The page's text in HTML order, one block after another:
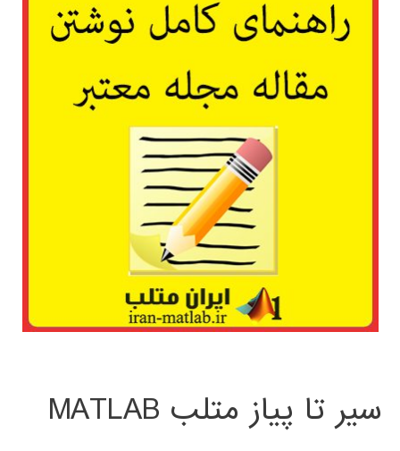
سیر تا پیاز متلب MATLAB